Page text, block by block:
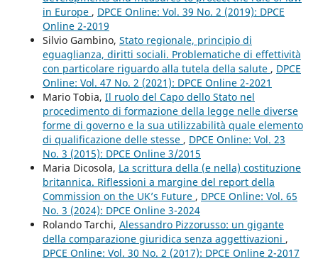
in Europe , DPCE Online: Vol. 39 No. 2 (2019): DPCE
Online 2-2019
Silvio Gambino, Stato regionale, principio di
eguaglianza, diritti sociali. Problematiche di effettività
con particolare riguardo alla tutela della salute , DPCE
Online: Vol. 47 No. 2 (2021): DPCE Online 2-2021
Mario Tobia, Il ruolo del Capo dello Stato nel
procedimento di formazione della legge nelle diverse
forme di governo e la sua utilizzabilità quale elemento
di qualificazione delle stesse , DPCE Online: Vol. 23
No. 3 (2015): DPCE Online 3/2015
Maria Dicosola, La scrittura della (e nella) costituzione
britannica. Riflessioni a margine del report della
Commission on the UK’s Future , DPCE Online: Vol. 65
No. 3 (2024): DPCE Online 3-2024
Rolando Tarchi, Alessandro Pizzorusso: un gigante
della comparazione giuridica senza aggettivazioni ,
DPCE Online: Vol. 30 No. 2 (2017): DPCE Online 2-2017